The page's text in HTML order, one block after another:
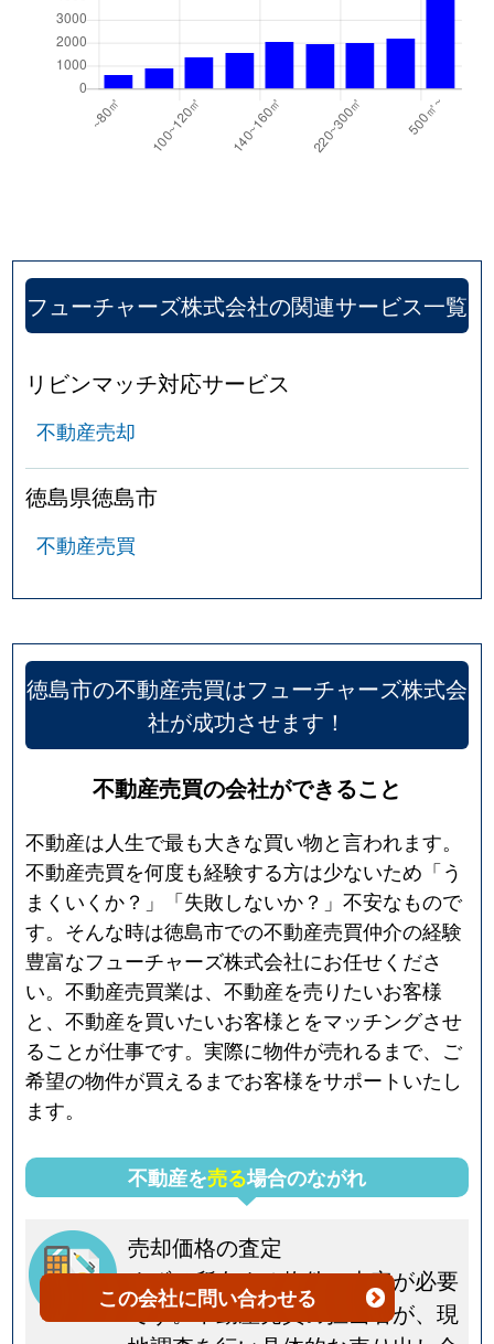
フューチャーズ株式会社の関連サービス一覧
リビンマッチ対応サービス
不動産売却
徳島県徳島市
不動産売買
徳島市の不動産売買はフューチャーズ株式会
社が成功させます！
不動産売買の会社ができること
不動産は人生で最も大きな買い物と言われます。
不動産売買を何度も経験する方は少ないため「う
まくいくか？」「失敗しないか？」不安なもので
す。そんな時は徳島市での不動産売買仲介の経験
豊富なフューチャーズ株式会社にお任せくださ
い。不動産売買業は、不動産を売りたいお客様
と、不動産を買いたいお客様とをマッチングさせ
ることが仕事です。実際に物件が売れるまで、ご
希望の物件が買えるまでお客様をサポートいたし
ます。
不動産を売る場合のながれ
売却価格の査定
まずは所有する物件の査定が必要
です。不動産売買の担当者が、現
この会社に問い合わせる